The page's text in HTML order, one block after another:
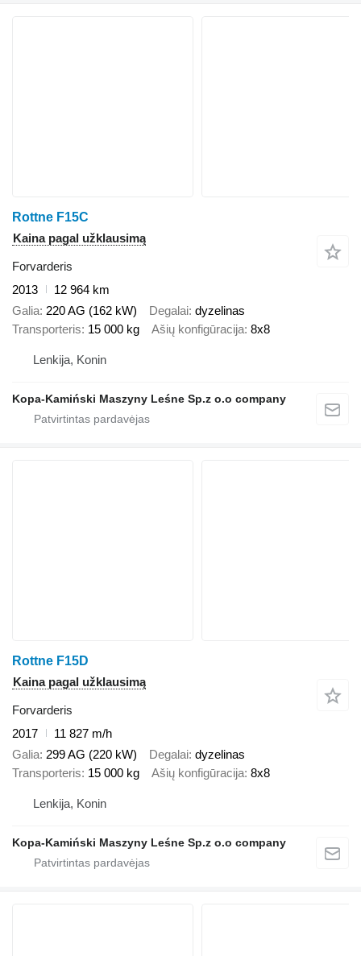
Rottne F15C
Kaina pagal užklausimą
Forvarderis
2013
12 964 km
Galia 220 AG (162 kW) Degalai dyzelinas
Transporteris 15 000 kg Ašių konfigūracija 8x8
Lenkija, Konin
Kopa-Kamiński Maszyny Leśne Sp.z o.o company
Rottne F15D
Kaina pagal užklausimą
Forvarderis
2017
11 827 m/h
Galia 299 AG (220 kW) Degalai dyzelinas
Transporteris 15 000 kg Ašių konfigūracija 8x8
Lenkija, Konin
Kopa-Kamiński Maszyny Leśne Sp.z o.o company